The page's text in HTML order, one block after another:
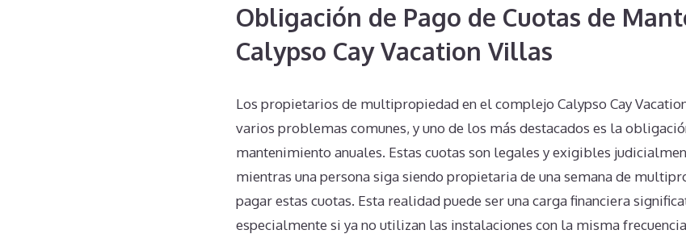
Obligación de Pago de Cuotas de
Calypso Cay Vacation Villas
Los propietarios de multipropiedad en el complejo Calypso Cay
varios problemas comunes, y uno de los más destacados es la
mantenimiento anuales. Estas cuotas son legales y exigibles
mientras una persona siga siendo propietaria de una semana de
pagar estas cuotas. Esta realidad puede ser una carga financiera
especialmente si ya no utilizan las instalaciones con la misma